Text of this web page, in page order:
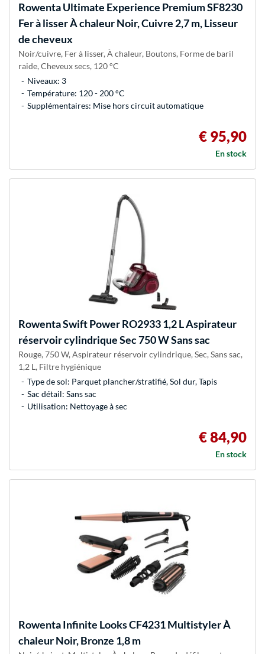
RowentaUltimate Experience Premium SF8230
Fer à lisser À chaleur Noir, Cuivre 2,7 m, Lisseur
de cheveux
Noir/cuivre, Fer à lisser, À chaleur, Boutons, Forme de baril
raide, Cheveux secs, 120 °C
Niveaux: 3
Température: 120 - 200 °C
Supplémentaires: Mise hors circuit automatique
€ 95,90
En stock
RowentaSwift Power RO2933 1,2 L Aspirateur
réservoir cylindrique Sec 750 W Sans sac
Rouge, 750 W, Aspirateur réservoir cylindrique, Sec, Sans sac,
1,2 L, Filtre hygiénique
Type de sol: Parquet plancher/stratifié, Sol dur, Tapis
Sac détail: Sans sac
Utilisation: Nettoyage à sec
€ 84,90
En stock
RowentaInfinite Looks CF4231 Multistyler À
chaleur Noir, Bronze 1,8 m